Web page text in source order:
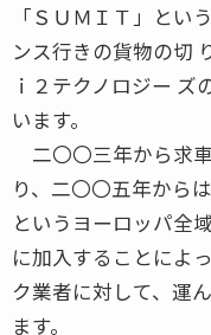
「ＳＵＭＩＴ」とい
ンス行きの貨物の切
ｉ２テクノロジー
います。
二〇〇三年から求
り、二〇〇五年から
というヨーロッパ全
に加入することによ
ク業者に対して、運
ます。